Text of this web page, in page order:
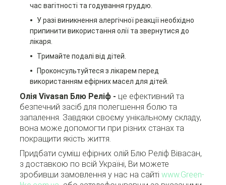
час вагітності та годування груддю.
У разі виникнення алергічної реакції необхідно
припинити використання олії та звернутися до
лікаря.
Тримайте подалі від дітей.
Проконсультуйтеся з лікарем перед
використанням ефірних масел для дітей.
Олія Vivasan Блю Реліф - це ефективний та
безпечний засіб для полегшення болю та
запалення. Завдяки своєму унікальному складу,
вона може допомогти при різних станах та
покращити якість життя.
Придбати суміш ефірних олій Блю Реліф Вівасан,
з доставкою по всій Україні, Ви можете
зробивши замовлення у нас на сайті www.Green-